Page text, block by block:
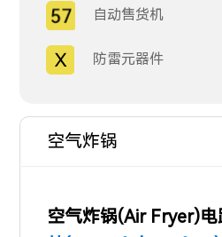
自动售货机
防雷元器件
空气炸锅
空气炸锅(Air Fryer)